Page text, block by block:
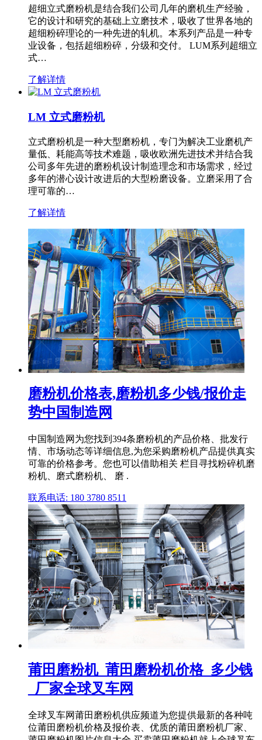
超细立式磨粉机是结合我们公司几年的磨机生产经验，
它的设计和研究的基础上立磨技术，吸收了世界各地的
超细粉碎理论的一种先进的轧机。本系列产品是一种专
业设备，包括超细粉碎，分级和交付。 LUM系列超细立
式…
了解详情
LM 立式磨粉机
立式磨粉机是一种大型磨粉机，专门为解决工业磨机产
量低、耗能高等技术难题，吸收欧洲先进技术并结合我
公司多年先进的磨粉机设计制造理念和市场需求，经过
多年的潜心设计改进后的大型粉磨设备。立磨采用了合
理可靠的…
了解详情
磨粉机价格表,磨粉机多少钱/报价走
势中国制造网
中国制造网为您找到394条磨粉机的产品价格、批发行
情、市场动态等详细信息,为您采购磨粉机产品提供真实
可靠的价格参考。您也可以借助相关 栏目寻找粉碎机磨
粉机、磨式磨粉机、 磨 .
联系电话: 180 3780 8511
莆田磨粉机_莆田磨粉机价格_多少钱
_厂家全球叉车网
全球叉车网莆田磨粉机供应频道为您提供最新的各种吨
位莆田磨粉机价格及报价表、优质的莆田磨粉机厂家、